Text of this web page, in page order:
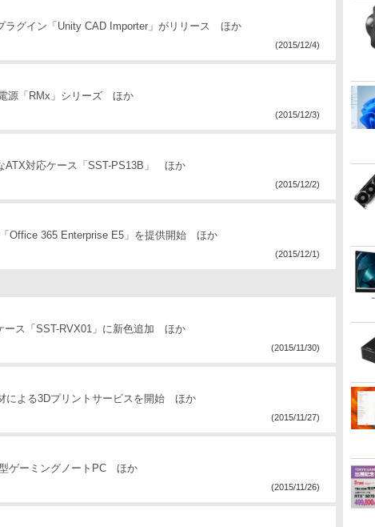
ラグイン「Unity CAD Importer」がリリース ほか
(2015/12/4)
源「RMx」シリーズ ほか
(2015/12/3)
ATX対応ケース「SST-PS13B」 ほか
(2015/12/2)
Office 365 Enterprise E5」を提供開始 ほか
(2015/12/1)
ース「SST-RVX01」に新色追加 ほか
(2015/11/30)
による3Dプリントサービスを開始 ほか
(2015/11/27)
ゲーミングノートPC ほか
(2015/11/26)